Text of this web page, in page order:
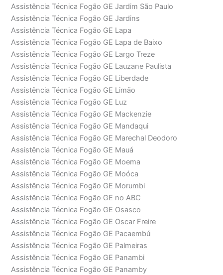
Assistência Técnica Fogão GE Jardim São Paulo
Assistência Técnica Fogão GE Jardins
Assistência Técnica Fogão GE Lapa
Assistência Técnica Fogão GE Lapa de Baixo
Assistência Técnica Fogão GE Largo Treze
Assistência Técnica Fogão GE Lauzane Paulista
Assistência Técnica Fogão GE Liberdade
Assistência Técnica Fogão GE Limão
Assistência Técnica Fogão GE Luz
Assistência Técnica Fogão GE Mackenzie
Assistência Técnica Fogão GE Mandaqui
Assistência Técnica Fogão GE Marechal Deodoro
Assistência Técnica Fogão GE Mauá
Assistência Técnica Fogão GE Moema
Assistência Técnica Fogão GE Moóca
Assistência Técnica Fogão GE Morumbi
Assistência Técnica Fogão GE no ABC
Assistência Técnica Fogão GE Osasco
Assistência Técnica Fogão GE Oscar Freire
Assistência Técnica Fogão GE Pacaembú
Assistência Técnica Fogão GE Palmeiras
Assistência Técnica Fogão GE Panambi
Assistência Técnica Fogão GE Panamby